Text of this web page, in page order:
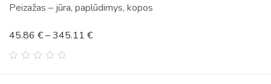
Peizažas – jūra, paplūdimys, kopos
45.86 €–345.11 €